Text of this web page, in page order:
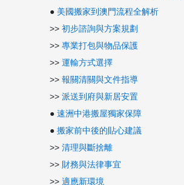
● 美國搬家到澳門流程全解析
>> 初步諮詢與方案規劃
>> 專業打包與物品保護
>> 運輸方式選擇
>> 報關清關與文件指導
>> 派送到府與新居安置
● 速洲中港搬屋獨家保障
● 搬家前中後的貼心建議
>> 清理與斷捨離
>> 財務與法律事宜
>> 適應新環境